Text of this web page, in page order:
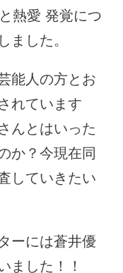
熱愛 発覚につ
ました。
能人の方とお
れています
んとはいった
か？今現在同
していきたい
ーには蒼井優
ました！！